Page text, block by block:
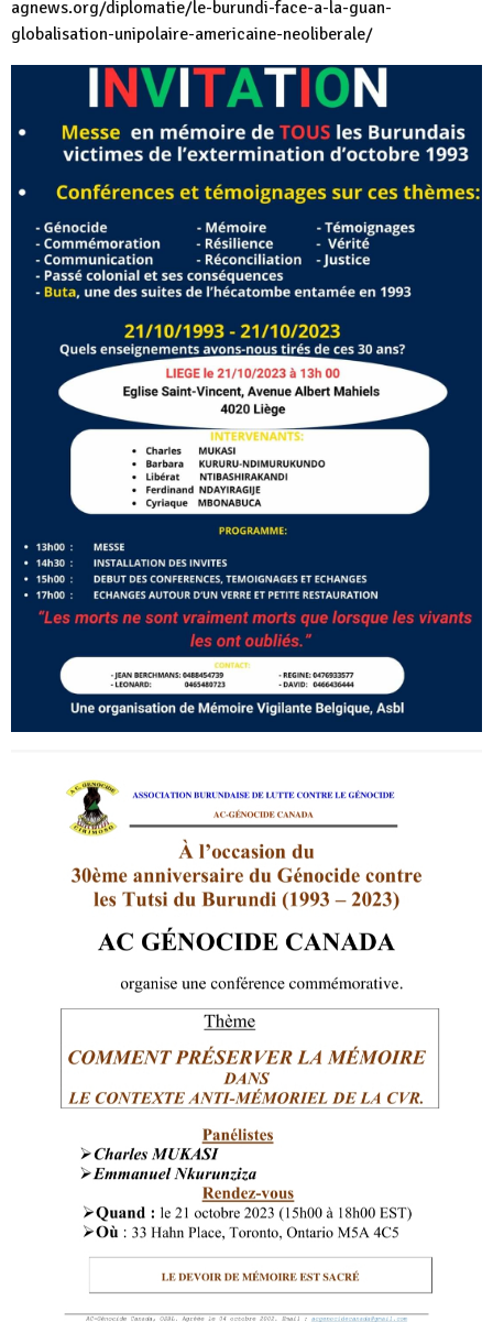
agnews.org/diplomatie/le-burundi-face-a-la-guan-
globalisation-unipolaire-americaine-neoliberale/